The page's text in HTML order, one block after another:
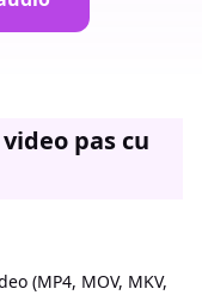
pas cu
(MP4, MOV, MKV,